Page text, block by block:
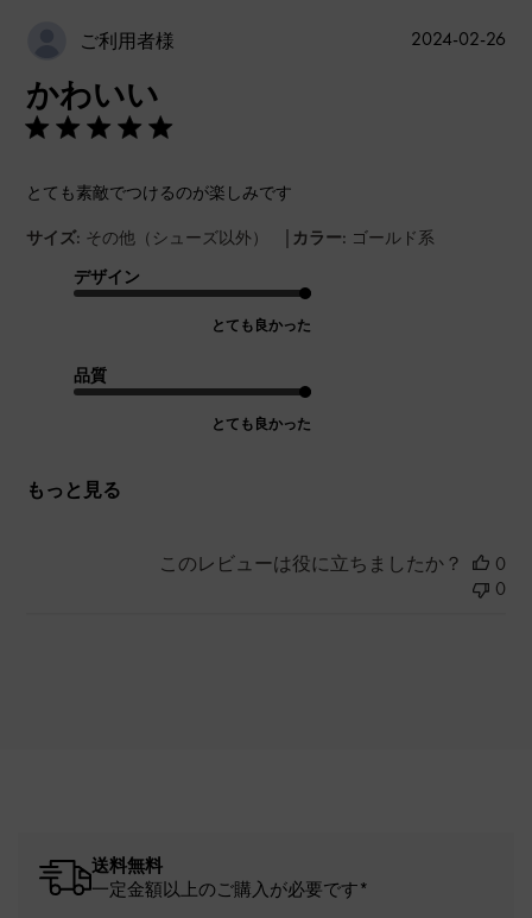
ご利用者様
かわいい
とても素敵でつけるのが楽しみです
サイズ: その他（シューズ以外） | カラー: ゴールド系
デザイン
とても良かった
品質
とても良かった
もっと見る
公
2024-02-26
このレビューは役に立ちましたか？
0
0
送料無料
一定金額以上のご購入が必要です*